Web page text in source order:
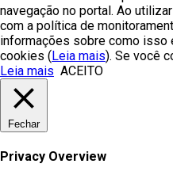
navegação no portal. Ao
com a política de
informações sobre como
cookies (Leia mais). Se você
Leia mais ACEITO
Fechar
Privacy Overview